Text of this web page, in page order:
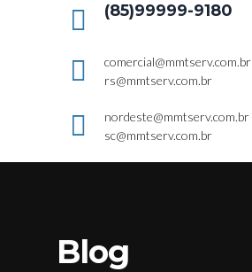
ELEVADORES – PREPARAÇÃO DE
(85)99999-9180
comercial@mmtserv.com.br
rs@mmtserv.com.br
nordeste@mmtserv.com.br
sc@mmtserv.com.br
Blog